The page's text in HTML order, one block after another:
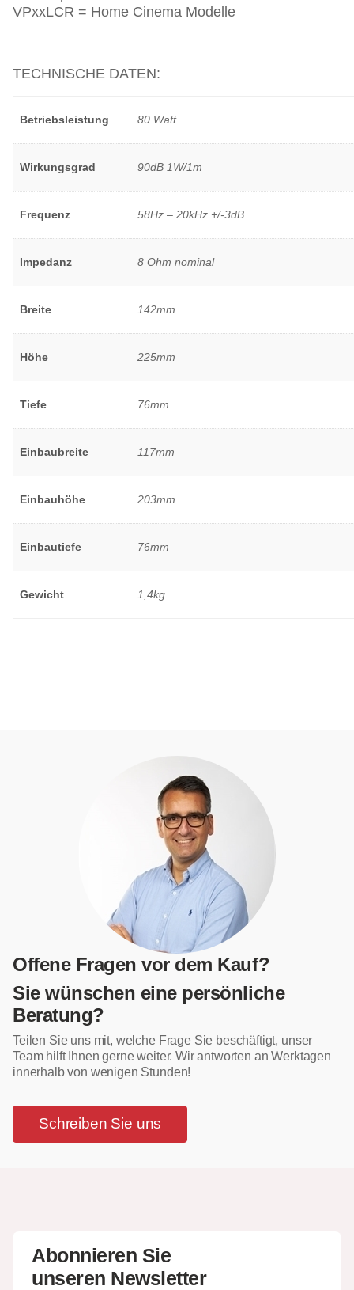
VPxxLCR = Home Cinema Modelle
TECHNISCHE DATEN:
Betriebsleistung 80 Watt
Wirkungsgrad 90dB 1W/1m
Frequenz 58Hz – 20kHz +/-3dB
Impedanz 8 Ohm nominal
Breite 142mm
Höhe 225mm
Tiefe 76mm
Einbaubreite 117mm
Einbauhöhe 203mm
Einbautiefe 76mm
Gewicht 1,4kg
Offene Fragen vor dem Kauf?
Sie wünschen eine persönliche
Beratung?
Teilen Sie uns mit, welche Frage Sie beschäftigt, unser
Team hilft Ihnen gerne weiter. Wir antworten an Werktagen
innerhalb von wenigen Stunden!
Schreiben Sie uns
Abonnieren Sie
unseren Newsletter